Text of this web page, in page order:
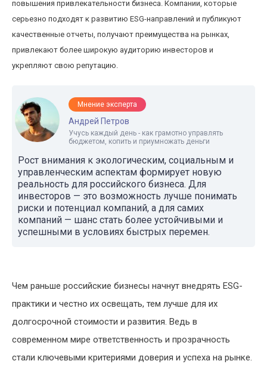
повышения привлекательности бизнеса. Компании, которые
серьезно подходят к развитию ESG-направлений и публикуют
качественные отчеты, получают преимущества на рынках,
привлекают более широкую аудиторию инвесторов и
укрепляют свою репутацию.
Мнение эксперта
Андрей Петров
Учусь каждый день - как грамотно управлять
бюджетом, копить и приумножать деньги
Рост внимания к экологическим, социальным и
управленческим аспектам формирует новую
реальность для российского бизнеса. Для
инвесторов — это возможность лучше понимать
риски и потенциал компаний, а для самих
компаний — шанс стать более устойчивыми и
успешными в условиях быстрых перемен.
Чем раньше российские бизнесы начнут внедрять ESG-
практики и честно их освещать, тем лучше для их
долгосрочной стоимости и развития. Ведь в
современном мире ответственность и прозрачность
стали ключевыми критериями доверия и успеха на рынке.